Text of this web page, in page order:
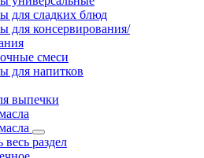
для сладких блюд
для консервирования/
смеси
для напитков
выпечки
весь раздел